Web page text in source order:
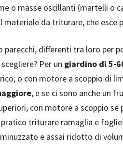
o masse oscillanti (martelli o
materiale da triturare, che esce
parecchi, differenti tra loro per
Per un giardino di 5-
o con motore a scoppio di
, e se ci sono anche un
con motore a scoppio se
pratico triturare ramaglia e
e assai ridotto di